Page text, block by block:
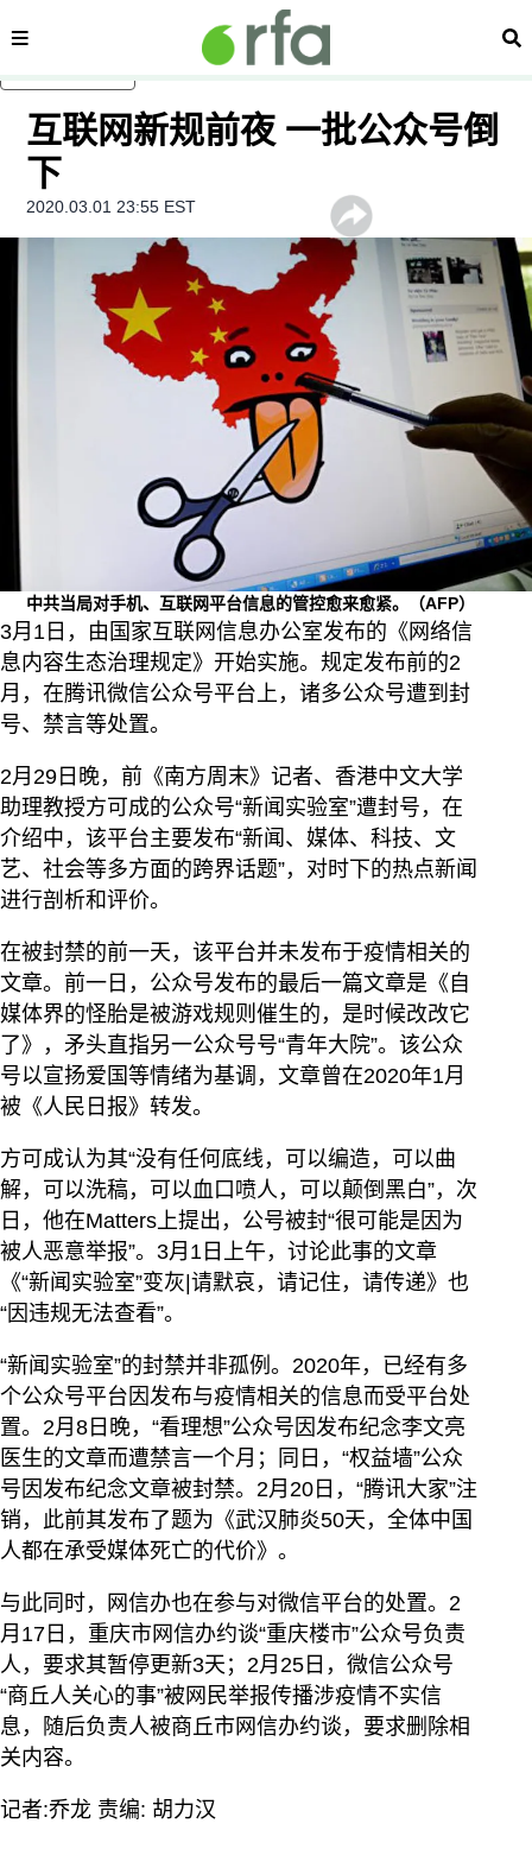
内容分类 搜
互联网新规前夜 一批公众号倒
下
2020.03.01 23:55 EST
中共当局对手机、互联网平台信息的管控愈来愈紧。（AFP）
3月1日，由国家互联网信息办公室发布的《网络信
息内容生态治理规定》开始实施。规定发布前的2
月，在腾讯微信公众号平台上，诸多公众号遭到封
号、禁言等处置。
2月29日晚，前《南方周末》记者、香港中文大学
助理教授方可成的公众号“新闻实验室”遭封号，在
介绍中，该平台主要发布“新闻、媒体、科技、文
艺、社会等多方面的跨界话题”，对时下的热点新闻
进行剖析和评价。
在被封禁的前一天，该平台并未发布于疫情相关的
文章。前一日，公众号发布的最后一篇文章是《自
媒体界的怪胎是被游戏规则催生的，是时候改改它
了》，矛头直指另一公众号号“青年大院”。该公众
号以宣扬爱国等情绪为基调，文章曾在2020年1月
被《人民日报》转发。
方可成认为其“没有任何底线，可以编造，可以曲
解，可以洗稿，可以血口喷人，可以颠倒黑白”，次
日，他在Matters上提出，公号被封“很可能是因为
被人恶意举报”。3月1日上午，讨论此事的文章
《“新闻实验室”变灰|请默哀，请记住，请传递》也
“因违规无法查看”。
“新闻实验室”的封禁并非孤例。2020年，已经有多
个公众号平台因发布与疫情相关的信息而受平台处
置。2月8日晚，“看理想”公众号因发布纪念李文亮
医生的文章而遭禁言一个月；同日，“权益墙”公众
号因发布纪念文章被封禁。2月20日，“腾讯大家”注
销，此前其发布了题为《武汉肺炎50天，全体中国
人都在承受媒体死亡的代价》。
与此同时，网信办也在参与对微信平台的处置。2
月17日，重庆市网信办约谈“重庆楼市”公众号负责
人，要求其暂停更新3天；2月25日，微信公众号
“商丘人关心的事”被网民举报传播涉疫情不实信
息，随后负责人被商丘市网信办约谈，要求删除相
关内容。
记者:乔龙 责编: 胡力汉